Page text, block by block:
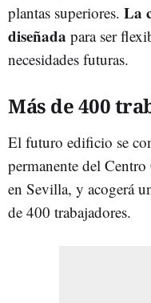
plantas superiores. La
diseñada para ser
necesidades futuras.
Más de 400
El futuro edificio se
permanente del
en Sevilla, y acogerá
de 400 trabajadores.